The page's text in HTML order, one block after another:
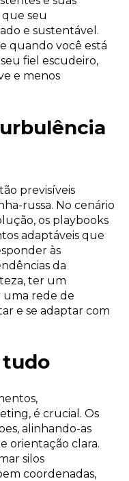
seu
e sustentável.
quando você está
fiel escudeiro,
e menos
previsíveis
russa. No cenário
os playbooks
adaptáveis que
às
da
ter um
uma rede de
e se adaptar com
tudo
é crucial. Os
alinhando-as
orientação clara.
silos
coordenadas,